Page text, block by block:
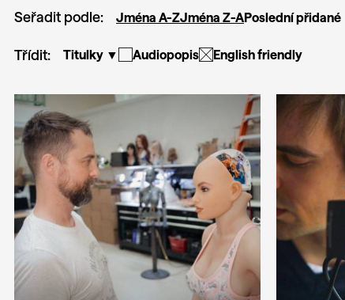
Seřadit podle: Jména A-ZJména Z-APoslední přidané
Třídit: Titulky ▼ Audiopopis English friendly